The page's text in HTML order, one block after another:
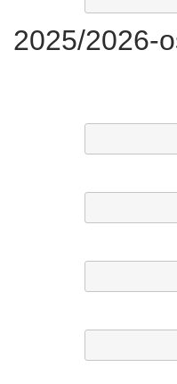
2025/2026-